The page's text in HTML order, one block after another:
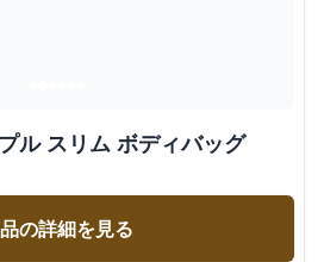
ル スリム ボディバッグ
の詳細を見る